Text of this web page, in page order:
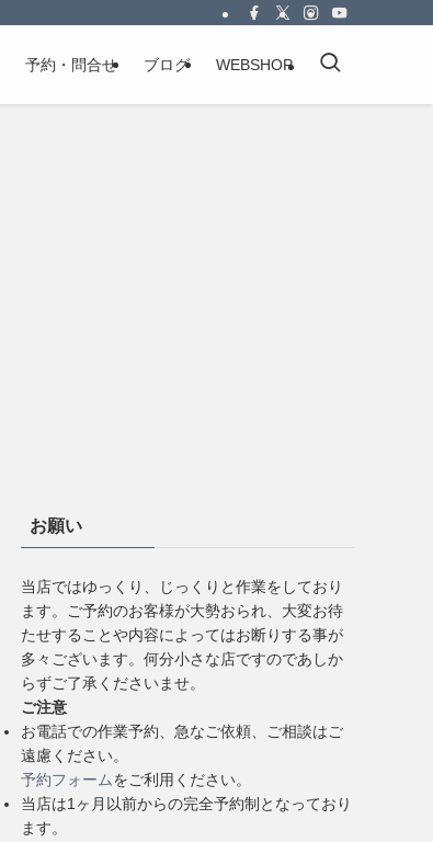
予約・問合せ ブログ WEBSHOP
お願い
当店ではゆっくり、じっくりと作業をしており
ます。ご予約のお客様が大勢おられ、大変お待
たせすることや内容によってはお断りする事が
多々ございます。何分小さな店ですのであしか
らずご了承くださいませ。
ご注意
お電話での作業予約、急なご依頼、ご相談はご
遠慮ください。
予約フォームをご利用ください。
当店は1ヶ月以前からの完全予約制となっており
ます。